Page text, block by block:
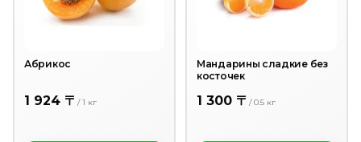
Абрикос
1 924 〒 /1 кг
Мандарины сладкие без
косточек
1 300 〒 /0.5 кг